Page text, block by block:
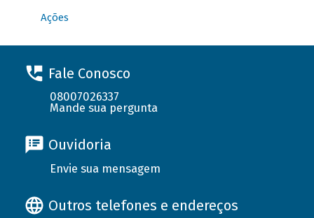
Ações
Fale Conosco
08007026337
Mande sua pergunta
Ouvidoria
Envie sua mensagem
Outros telefones e endereços